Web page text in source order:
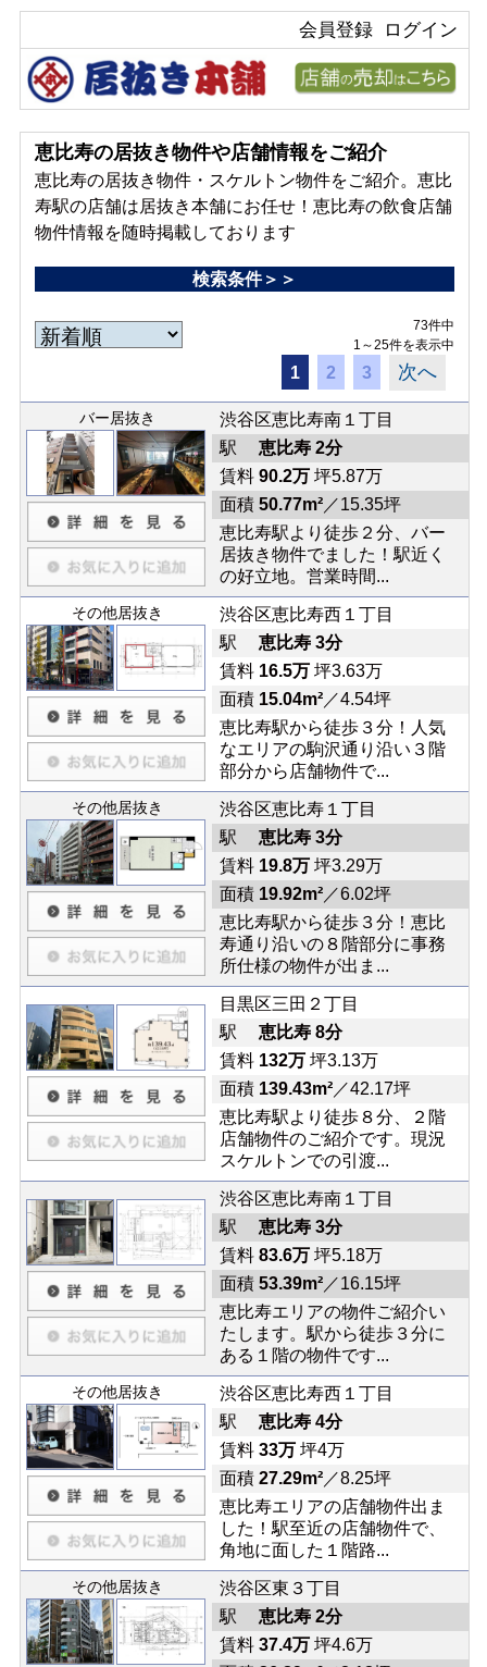
ログイン
会員登録
恵比寿の居抜き物件や店舗情報をご紹介
恵比寿の居抜き物件・スケルトン物件をご紹介。恵比
寿駅の店舗は居抜き本舗にお任せ！恵比寿の飲食店舗
物件情報を随時掲載しております
検索条件＞＞
73件中
1～25件を表示中
1 2 3 次へ
バー居抜き
渋谷区恵比寿南１丁目
駅 恵比寿 2分
賃料 90.2万坪5.87万
面積 50.77m²／15.35坪
恵比寿駅より徒歩２分、バー
居抜き物件でました！駅近く
の好立地。営業時間...
その他居抜き
渋谷区恵比寿西１丁目
駅 恵比寿 3分
賃料 16.5万坪3.63万
面積 15.04m²／4.54坪
恵比寿駅から徒歩３分！人気
なエリアの駒沢通り沿い３階
部分から店舗物件で...
その他居抜き
渋谷区恵比寿１丁目
駅 恵比寿 3分
賃料 19.8万坪3.29万
面積 19.92m²／6.02坪
恵比寿駅から徒歩３分！恵比
寿通り沿いの８階部分に事務
所仕様の物件が出ま...
目黒区三田２丁目
駅 恵比寿 8分
賃料 132万坪3.13万
面積 139.43m²／42.17坪
恵比寿駅より徒歩８分、２階
店舗物件のご紹介です。現況
スケルトンでの引渡...
渋谷区恵比寿南１丁目
駅 恵比寿 3分
賃料 83.6万坪5.18万
面積 53.39m²／16.15坪
恵比寿エリアの物件ご紹介い
たします。駅から徒歩３分に
ある１階の物件です...
その他居抜き
渋谷区恵比寿西１丁目
駅 恵比寿 4分
賃料 33万坪4万
面積 27.29m²／8.25坪
恵比寿エリアの店舗物件出ま
した！駅至近の店舗物件で、
角地に面した１階路...
その他居抜き
渋谷区東３丁目
駅 恵比寿 2分
賃料 37.4万坪4.6万